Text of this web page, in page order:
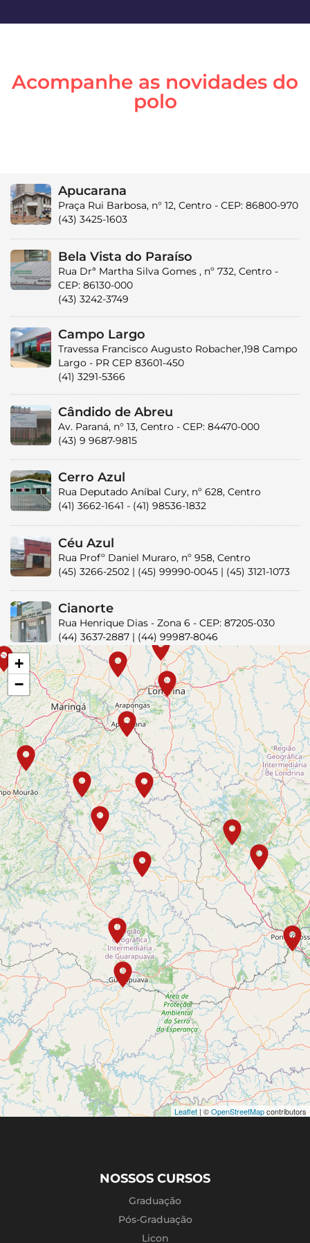
Acompanhe as novidades do
polo
Apucarana
Praça Rui Barbosa, n° 12, Centro - CEP: 86800-970
(43) 3425-1603
Bela Vista do Paraíso
Rua Drª Martha Silva Gomes , nº 732, Centro -
CEP: 86130-000
(43) 3242-3749
Campo Largo
Travessa Francisco Augusto Robacher,198 Campo
Largo - PR CEP 83601-450
(41) 3291-5366
Cândido de Abreu
Av. Paraná, n° 13, Centro - CEP: 84470-000
(43) 9 9687-9815
Cerro Azul
Rua Deputado Aníbal Cury, nº 628, Centro
(41) 3662-1641 - (41) 98536-1832
Céu Azul
Rua Profº Daniel Muraro, nº 958, Centro
(45) 3266-2502 | (45) 99990-0045 | (45) 3121-1073
Cianorte
Rua Henrique Dias - Zona 6 - CEP: 87205-030
(44) 3637-2887 | (44) 99987-8046
Curitiba
Rua Desembargador Motta, n° 2.080, Batel
(41) 99760-0824 | (41) 99552-0265
Engenheiro Beltrão
Rua Clotário Portugal, nº 115
(44) 3537-8135
Faxinal
Av. Eugenio Bastiani, n° 984, Centro - CEP:
86840-000
(43) 3461-3076 - (43) 9 9687-8766
Guaraniaçu
Rua Eudoxio Antonio Badotti, nº 51
(45) 3232-2604
Guarapuava
Rua Professora Leonidia, nº 550, centro - Anexo à
escola Municipal Antônio Lustosa | CEP: 85010-
230
(42) 3152-1416 - (42) 99921-1562
Ivaiporã
Praça Milton Pirolo, nº 385 - Centro - CEP: 86.870-
000
(43) 3126-5180
Jaguapitã
Rua Eufrásio Cortes, nº 228
(41) 3547-8090
+
−
Leaflet | ©OpenStreetMapcontributors
NOSSOS CURSOS
Graduação
Pós-Graduação
Licon